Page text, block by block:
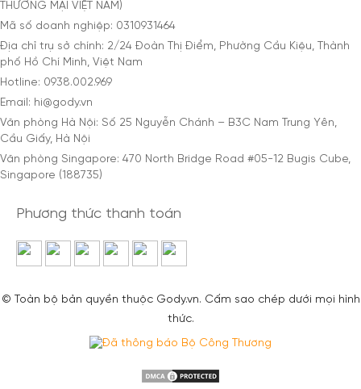
THƯƠNG MẠI VIỆT NAM)
Mã số doanh nghiệp: 0310931464
Địa chỉ trụ sở chính: 2/24 Đoàn Thị Điểm, Phường Cầu Kiệu, Thành
phố Hồ Chí Minh, Việt Nam
Hotline: 0938.002.969
Email: hi@gody.vn
Văn phòng Hà Nội: Số 25 Nguyễn Chánh – B3C Nam Trung Yên,
Cầu Giấy, Hà Nội
Văn phòng Singapore: 470 North Bridge Road #05-12 Bugis Cube,
Singapore (188735)
Phương thức thanh toán
© Toàn bộ bản quyền thuộc Gody.vn. Cấm sao chép dưới mọi hình
thức.